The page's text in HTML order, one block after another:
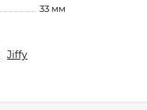
33 мм
Jiffy